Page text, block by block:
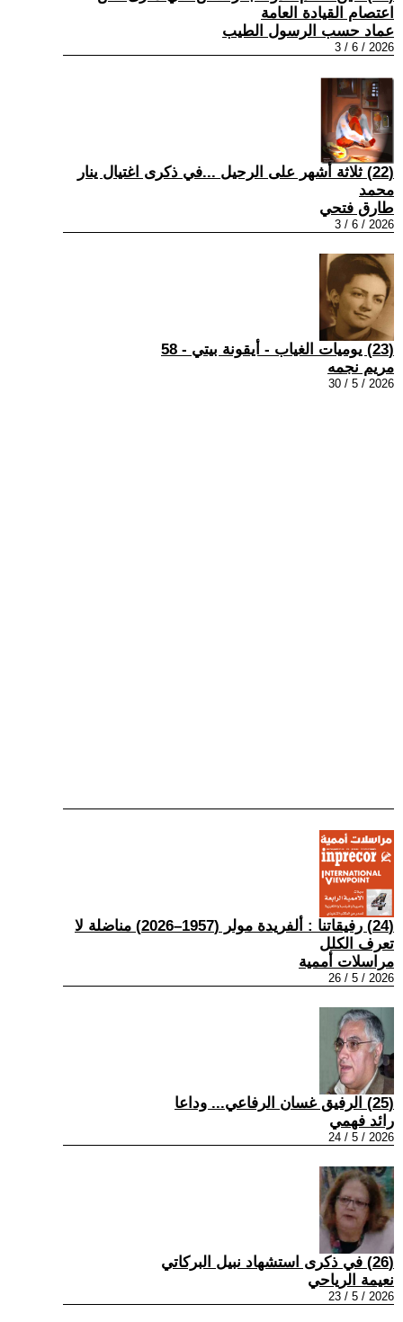
اعتصام القيادة العامة
عماد حسب الرسول الطيب
2026 / 6 / 3
(22) ثلاثة أشهر على الرحيل ...في ذكرى اغتيال ينار
محمد
طارق فتحي
2026 / 6 / 3
(23) يوميات الغياب - أيقونة بيتي - 58
مريم نجمه
2026 / 5 / 30
(24) رفيقاتنا : ألفريدة مولر (1957–2026) مناضلة لا
تعرف الكلل
مراسلات أممية
2026 / 5 / 26
(25) الرفيق غسان الرفاعي... وداعا
رائد فهمي
2026 / 5 / 24
(26) في ذكرى استشهاد نبيل البركاتي
نعيمة الرياحي
2026 / 5 / 23